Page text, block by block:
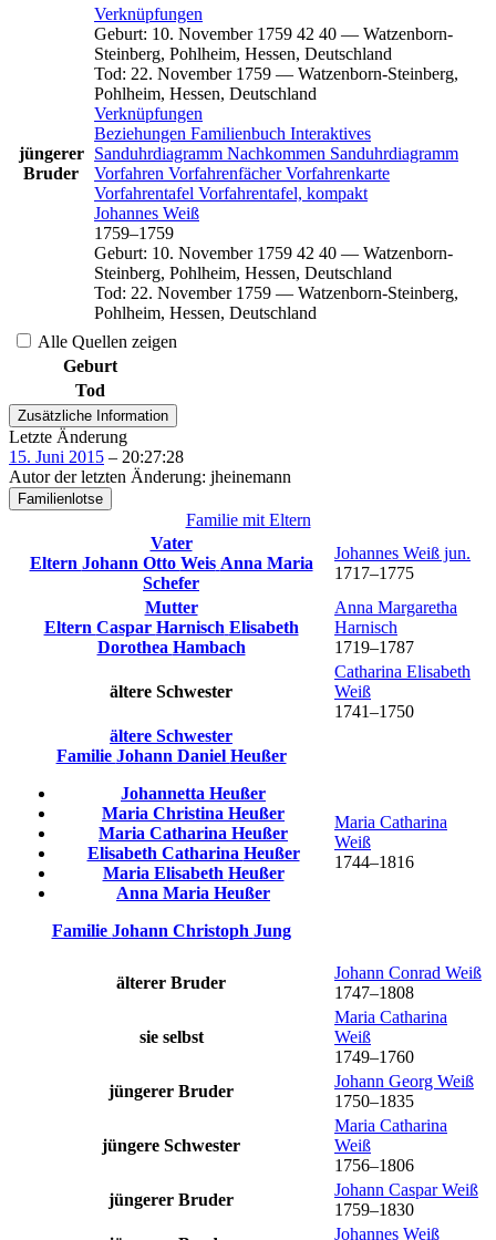
jüngerer
Bruder
Verknüpfungen
Geburt: 10. November 1759 42 40 — Watzenborn-
Steinberg, Pohlheim, Hessen, Deutschland
Tod: 22. November 1759 — Watzenborn-Steinberg,
Pohlheim, Hessen, Deutschland
Verknüpfungen
Beziehungen Familienbuch Interaktives
Sanduhrdiagramm Nachkommen Sanduhrdiagramm
Vorfahren VorfahrenfächerVorfahrenkarte
Vorfahrentafel Vorfahrentafel, kompakt
Johannes Weiß
1759–1759
Geburt: 10. November 1759 42 40 — Watzenborn-
Steinberg, Pohlheim, Hessen, Deutschland
Tod: 22. November 1759 — Watzenborn-Steinberg,
Pohlheim, Hessen, Deutschland
Alle Quellen zeigen
Geburt
Tod
Zusätzliche Information
Letzte Änderung
15. Juni 2015 – 20:27:28
Autor der letzten Änderung: jheinemann
Familienlotse
Familie mit Eltern
Vater
Eltern Johann Otto Weis Anna Maria
Schefer
Johannes Weiß jun.
1717–1775
Mutter
Eltern Caspar Harnisch Elisabeth
Dorothea Hambach
Anna Margaretha
Harnisch
1719–1787
ältere Schwester
Catharina Elisabeth
Weiß
1741–1750
ältere Schwester
Familie Johann Daniel Heußer
Johannetta Heußer
Maria Christina Heußer
Maria Catharina Heußer
Elisabeth Catharina Heußer
Maria Elisabeth Heußer
Anna Maria Heußer
Familie Johann Christoph Jung
Maria Catharina
Weiß
1744–1816
älterer Bruder
Johann Conrad Weiß
1747–1808
sie selbst
Maria Catharina
Weiß
1749–1760
jüngerer Bruder
Johann Georg Weiß
1750–1835
jüngere Schwester
Maria Catharina
Weiß
1756–1806
jüngerer Bruder
Johann CasparWeiß
1759–1830
Johannes Weiß